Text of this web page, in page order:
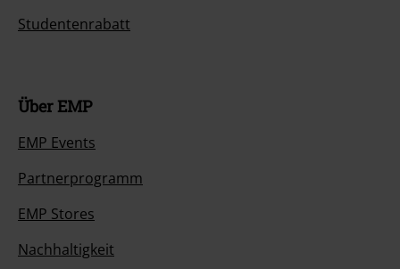
Studentenrabatt
Über EMP
EMP Events
Partnerprogramm
EMP Stores
Nachhaltigkeit